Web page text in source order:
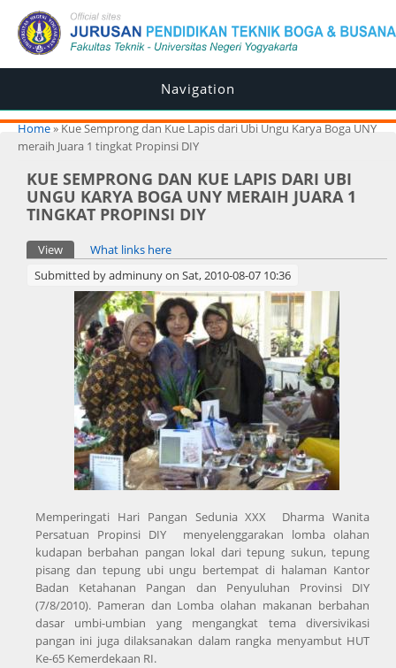
Navigation
You are here
Home» Kue Semprong dan Kue Lapis dari Ubi Ungu Karya Boga UNY
meraih Juara 1 tingkat Propinsi DIY
KUE SEMPRONG DAN KUE LAPIS DARI UBI
UNGU KARYA BOGA UNY MERAIH JUARA 1
TINGKAT PROPINSI DIY
Primary tabs
View (active tab)
What links here
Submitted byadminunyon Sat, 2010-08-07 10:36
Memperingati Hari Pangan Sedunia XXX Dharma Wanita
Persatuan Propinsi DIY menyelenggarakan lomba olahan
kudapan berbahan pangan lokal dari tepung sukun, tepung
pisang dan tepung ubi ungu bertempat di halaman Kantor
Badan Ketahanan Pangan dan Penyuluhan Provinsi DIY
(7/8/2010). Pameran dan Lomba olahan makanan berbahan
dasar umbi-umbian yang mengangkat tema diversivikasi
pangan ini juga dilaksanakan dalam rangka menyambut HUT
Ke-65 Kemerdekaan RI.